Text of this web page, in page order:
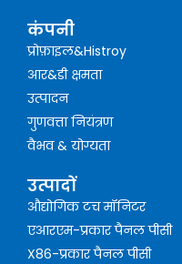
कंपनी
प्रोफ़ाइल&Histroy
आर&डी क्षमता
उत्पादन
गुणवत्ता नियंत्रण
वैभव & योग्यता
उत्पादों
औद्योगिक टच मॉनिटर
एआरएम-प्रकार पैनल पीसी
X86-प्रकार पैनल पीसी